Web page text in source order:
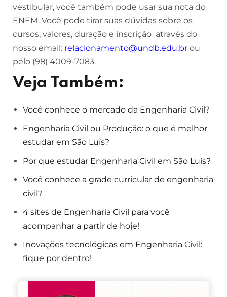
vestibular, você também pode usar sua nota do
ENEM. Você pode tirar suas dúvidas sobre os
cursos, valores, duração e inscrição através do
nosso email: relacionamento@undb.edu.br ou
pelo (98) 4009-7083.
Veja Também:
Você conhece o mercado da Engenharia Civil?
Engenharia Civil ou Produção: o que é melhor
estudar em São Luís?
Por que estudar Engenharia Civil em São Luís?
Você conhece a grade curricular de engenharia
civil?
4 sites de Engenharia Civil para você
acompanhar a partir de hoje!
Inovações tecnológicas em Engenharia Civil:
fique por dentro!